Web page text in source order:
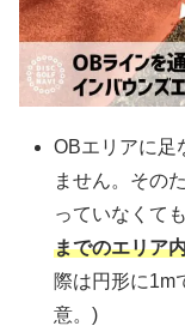
OBエリアに足
ません。その
っていなくて
までのエリア
際は円形に1m
意。)